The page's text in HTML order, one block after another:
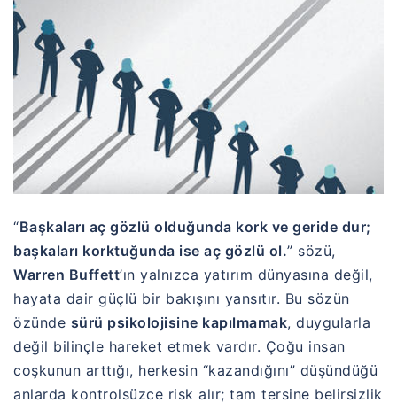
“Başkaları aç gözlü olduğunda kork ve geride dur;
başkaları korktuğunda ise aç gözlü ol.” sözü,
Warren Buffett’ın yalnızca yatırım dünyasına değil,
hayata dair güçlü bir bakışını yansıtır. Bu sözün
özünde sürü psikolojisine kapılmamak, duygularla
değil bilinçle hareket etmek vardır. Çoğu insan
coşkunun arttığı, herkesin “kazandığını” düşündüğü
anlarda kontrolsüzce risk alır; tam tersine belirsizlik